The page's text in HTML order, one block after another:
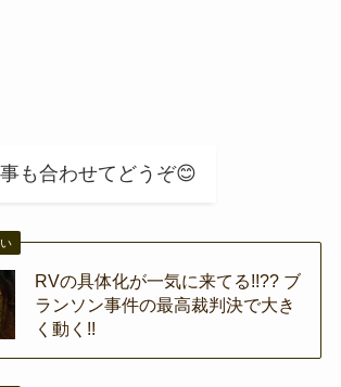
も合わせてどうぞ😊
RVの具体化が一気に来てる!!?? ブ
ランソン事件の最高裁判決で大き
く動く!!